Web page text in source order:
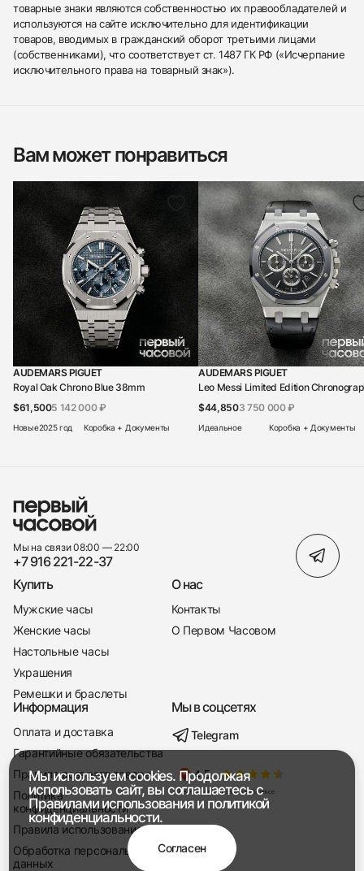
+7 916 221-22-37
Мы насвязи 08:00 — 19:00
товарные знаки являются собственностью их правообладателей и
используются на сайте исключительно для идентификации
товаров, вводимых в гражданский оборот третьими лицами
(собственниками), что соответствует ст. 1487 ГК РФ («Исчерпание
исключительного права на товарный знак»).
Вам может понравиться
AUDEMARS PIGUET
Royal Oak Chrono Blue 38mm
$61,5005 142 000 ₽
Новые2025 год Коробка + Документы
AUDEMARS PIGUET
Leo Messi Limited Edition
$44,8503 750 000 ₽
Идеальное Коробка + Документы
Мы на связи 08:00 — 22:00
+7 916 221-22-37
Купить
Мужские часы
Женские часы
Настольные часы
Украшения
Ремешки и браслеты
О нас
Контакты
О Первом Часовом
Информация
Оплата и доставка
Гарантийные обязательства
Правила возврата товара
Политика
конфиденциальности
Правила использования
Обработка персональных
данных
Мы в соцсетях
Telegram
Мы используем cookies. Продолжая
использовать сайт, вы соглашаетесь с
Правилами использованияи политикой
конфиденциальности.
Согласен